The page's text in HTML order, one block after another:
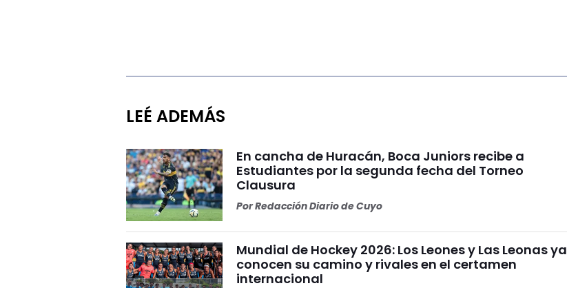
LEÉ ADEMÁS
En cancha de Huracán, Boca Juniors recibe a
Estudiantes por la segunda fecha del Torneo
Clausura
PorRedacción Diario de Cuyo
Mundial de Hockey 2026: Los Leones y Las Leonas ya
conocen su camino y rivales en el certamen
internacional